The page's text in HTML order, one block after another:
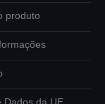
produto